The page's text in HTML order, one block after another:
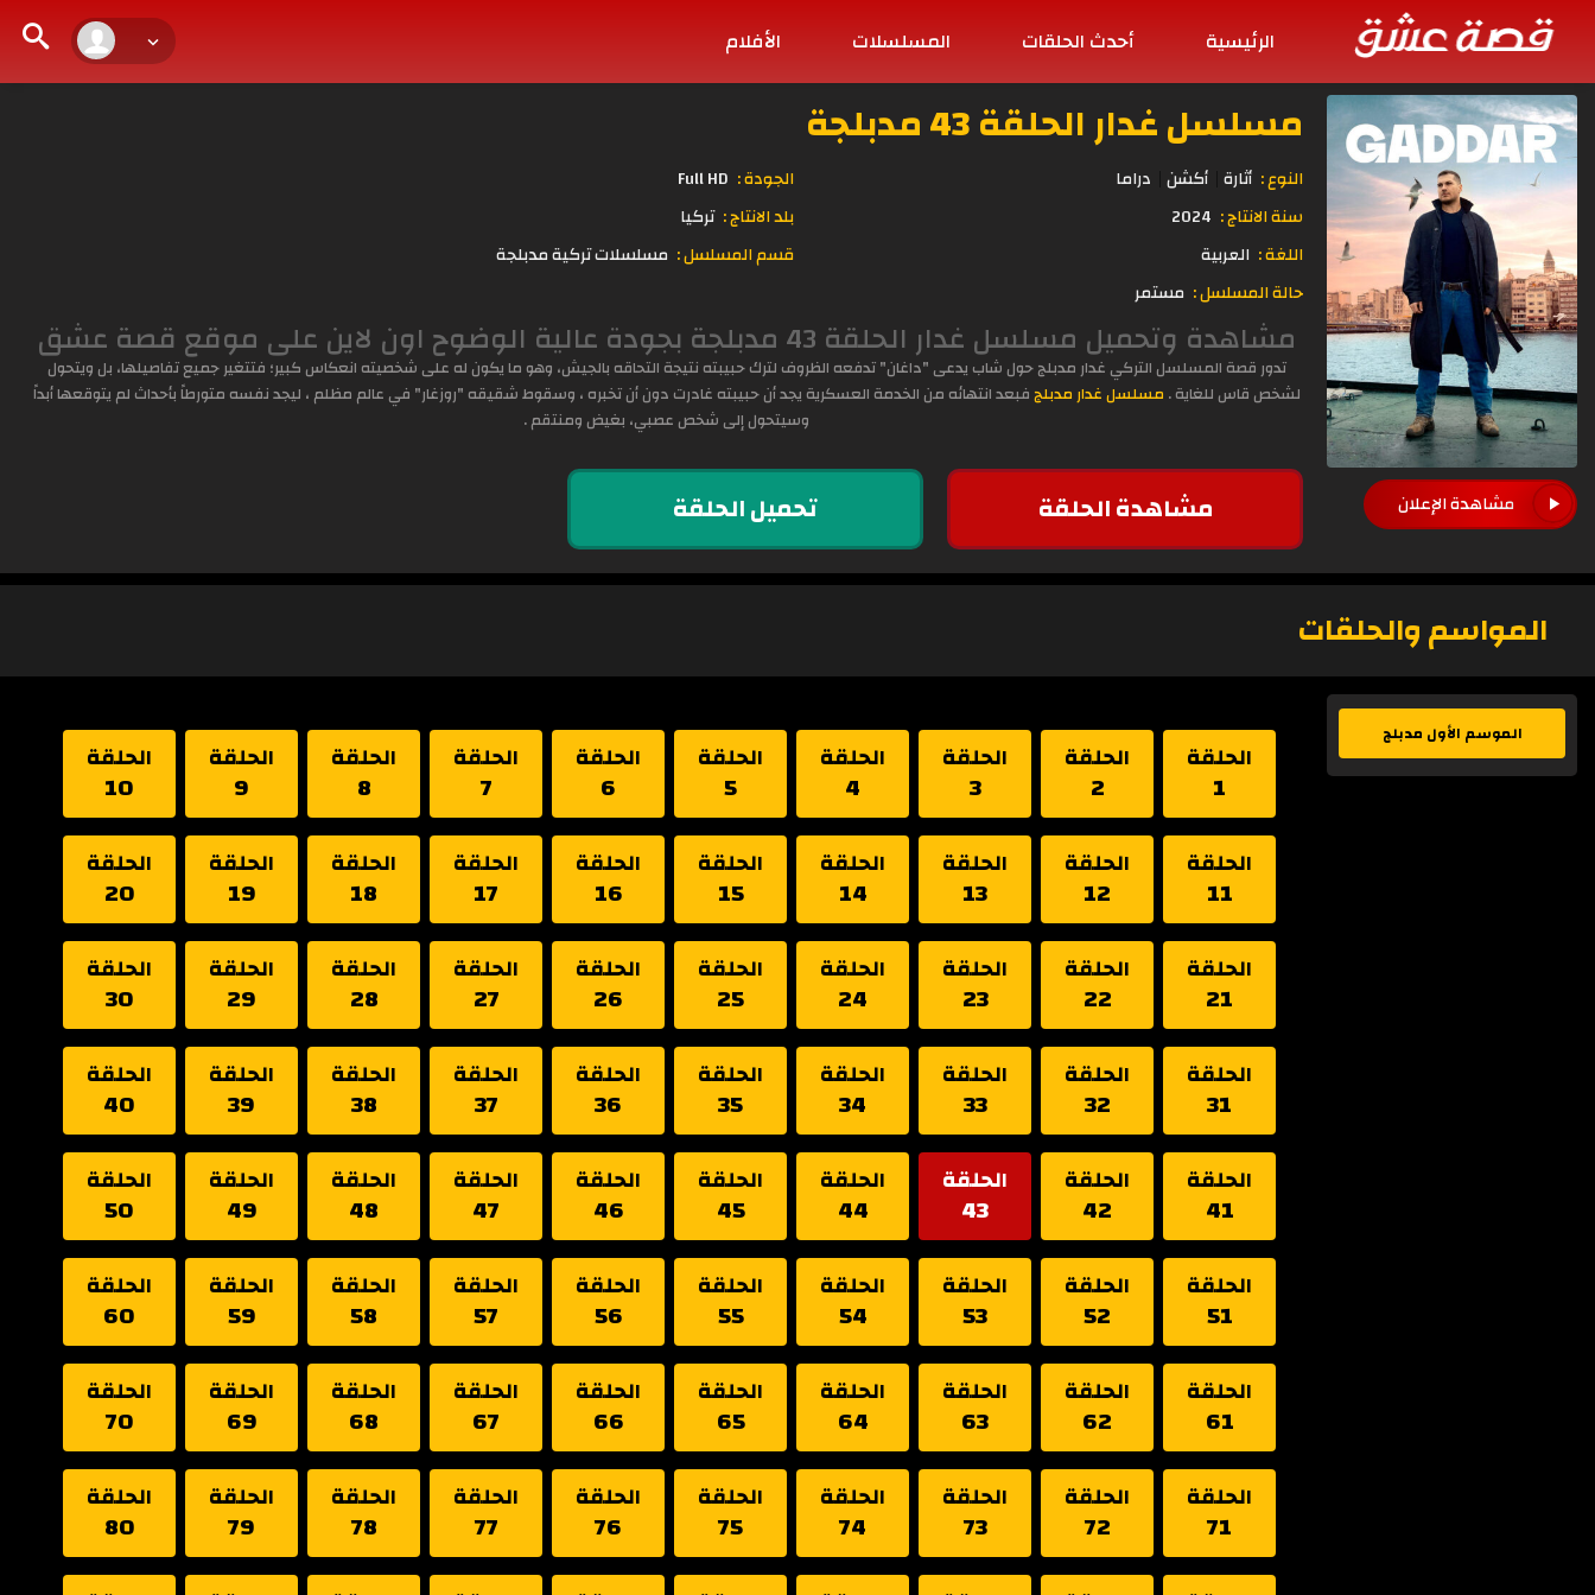
الرئيسية أحدث الحلقات المسلسلات الأفلام
مشاهدة الإعلان
مسلسل غدار الحلقة 43 مدبلجة
النوع : أثارة أكشن دراما الجودة : Full HD
سنة الانتاج : 2024 بلد الانتاج : تركيا
اللغة : العربية قسم المسلسل : مسلسلات تركية مدبلجة
حالة المسلسل : مستمر
مشاهدة وتحميل مسلسل غدار الحلقة 43 مدبلجة بجودة عالية الوضوح اون لاين على موقع قصة عشق
تدور قصة المسلسل التركي غدار مدبلج حول شاب يدعى "داغان" تدفعه الظروف لترك حبيبته نتيجة التحاقه بالجيش، وهو ما يكون له على شخصيته انعكاس كبير؛ فتتغير جميع تفاصيلها، بل ويتحول
لشخص قاس للغاية . مسلسل غدار مدبلجفبعد انتهائه من الخدمة العسكرية يجد أن حبيبته غادرت دون أن تخبره ، وسقوط شقيقه "روزغار" في عالم مظلم ، ليجد نفسه متورطاً بأحداث لم يتوقعها أبداً
وسيتحول إلى شخص عصبي، بغيض ومنتقم .
مشاهدة الحلقة تحميل الحلقة
المواسم والحلقات
الموسم الأول مدبلج
الحلقة
1
الحلقة
2
الحلقة
3
الحلقة
4
الحلقة
5
الحلقة
6
الحلقة
7
الحلقة
8
الحلقة
9
الحلقة
10
الحلقة
11
الحلقة
12
الحلقة
13
الحلقة
14
الحلقة
15
الحلقة
16
الحلقة
17
الحلقة
18
الحلقة
19
الحلقة
20
الحلقة
21
الحلقة
22
الحلقة
23
الحلقة
24
الحلقة
25
الحلقة
26
الحلقة
27
الحلقة
28
الحلقة
29
الحلقة
30
الحلقة
31
الحلقة
32
الحلقة
33
الحلقة
34
الحلقة
35
الحلقة
36
الحلقة
37
الحلقة
38
الحلقة
39
الحلقة
40
الحلقة
41
الحلقة
42
الحلقة
43
الحلقة
44
الحلقة
45
الحلقة
46
الحلقة
47
الحلقة
48
الحلقة
49
الحلقة
50
الحلقة
51
الحلقة
52
الحلقة
53
الحلقة
54
الحلقة
55
الحلقة
56
الحلقة
57
الحلقة
58
الحلقة
59
الحلقة
60
الحلقة
61
الحلقة
62
الحلقة
63
الحلقة
64
الحلقة
65
الحلقة
66
الحلقة
67
الحلقة
68
الحلقة
69
الحلقة
70
الحلقة
71
الحلقة
72
الحلقة
73
الحلقة
74
الحلقة
75
الحلقة
76
الحلقة
77
الحلقة
78
الحلقة
79
الحلقة
80